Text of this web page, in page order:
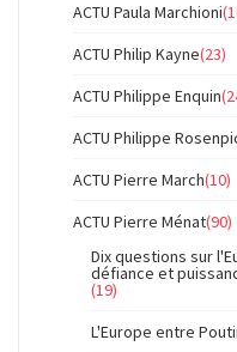
ACTU Paula Marchioni
ACTU Philip Kayne(23)
ACTU Philippe Enquin
ACTU Philippe
ACTU Pierre March(10)
ACTU Pierre Ménat(90)
Dix questions sur
défiance et
(19)
L'Europe entre